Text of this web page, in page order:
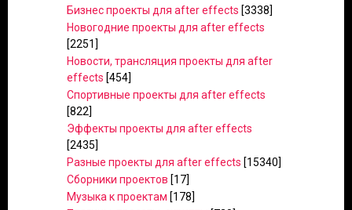
Бизнес проекты для after effects [3338]
Новогодние проекты для after effects
[2251]
Новости, трансляция проекты для after
effects [454]
Спортивные проекты для after effects
[822]
Эффекты проекты для after effects
[2435]
Разные проекты для after effects [15340]
Сборники проектов [17]
Музыка к проектам [178]